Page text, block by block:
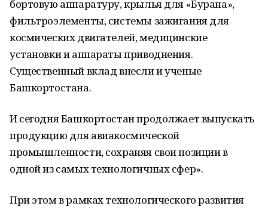
бортовую аппаратуру, крылья для «Бурана»,
фильтроэлементы, системы зажигания для
космических двигателей, медицинские
установки и аппараты приводнения.
Существенный вклад внесли и ученые
Башкортостана.
И сегодня Башкортостан продолжает выпускать
продукцию для авиакосмической
промышленности, сохраняя свои позиции в
одной из самых технологичных сфер».
При этом в рамках технологического развития